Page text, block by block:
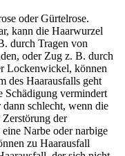
oder Gürtelrose.
kann die Haarwurzel
durch Tragen von
oder Zug z. B. durch
Lockenwickel, können
des Haarausfalls geht
Schädigung vermindert
schlecht, wenn die
Zerstörung der
Narbe oder narbige
zu Haarausfall